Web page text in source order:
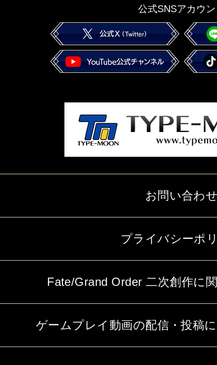
公式SNSアカウ
お問い合わ
プライバシーポ
Fate/Grand Order 二次創作に
ゲームプレイ動画の配信・投稿